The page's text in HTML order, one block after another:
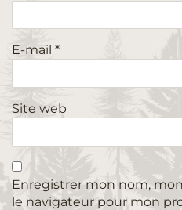
E-mail *
Site web
Enregistrer mon nom,
le navigateur pour mon